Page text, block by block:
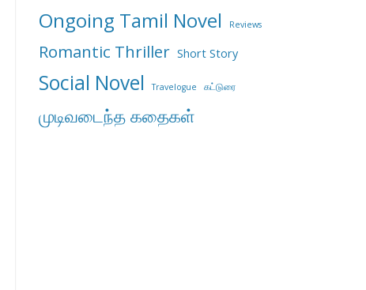
Ongoing Tamil Novel Reviews
Romantic Thriller Short Story
Social Novel Travelogue கட்டுரை
முடிவடைந்த கதைகள்